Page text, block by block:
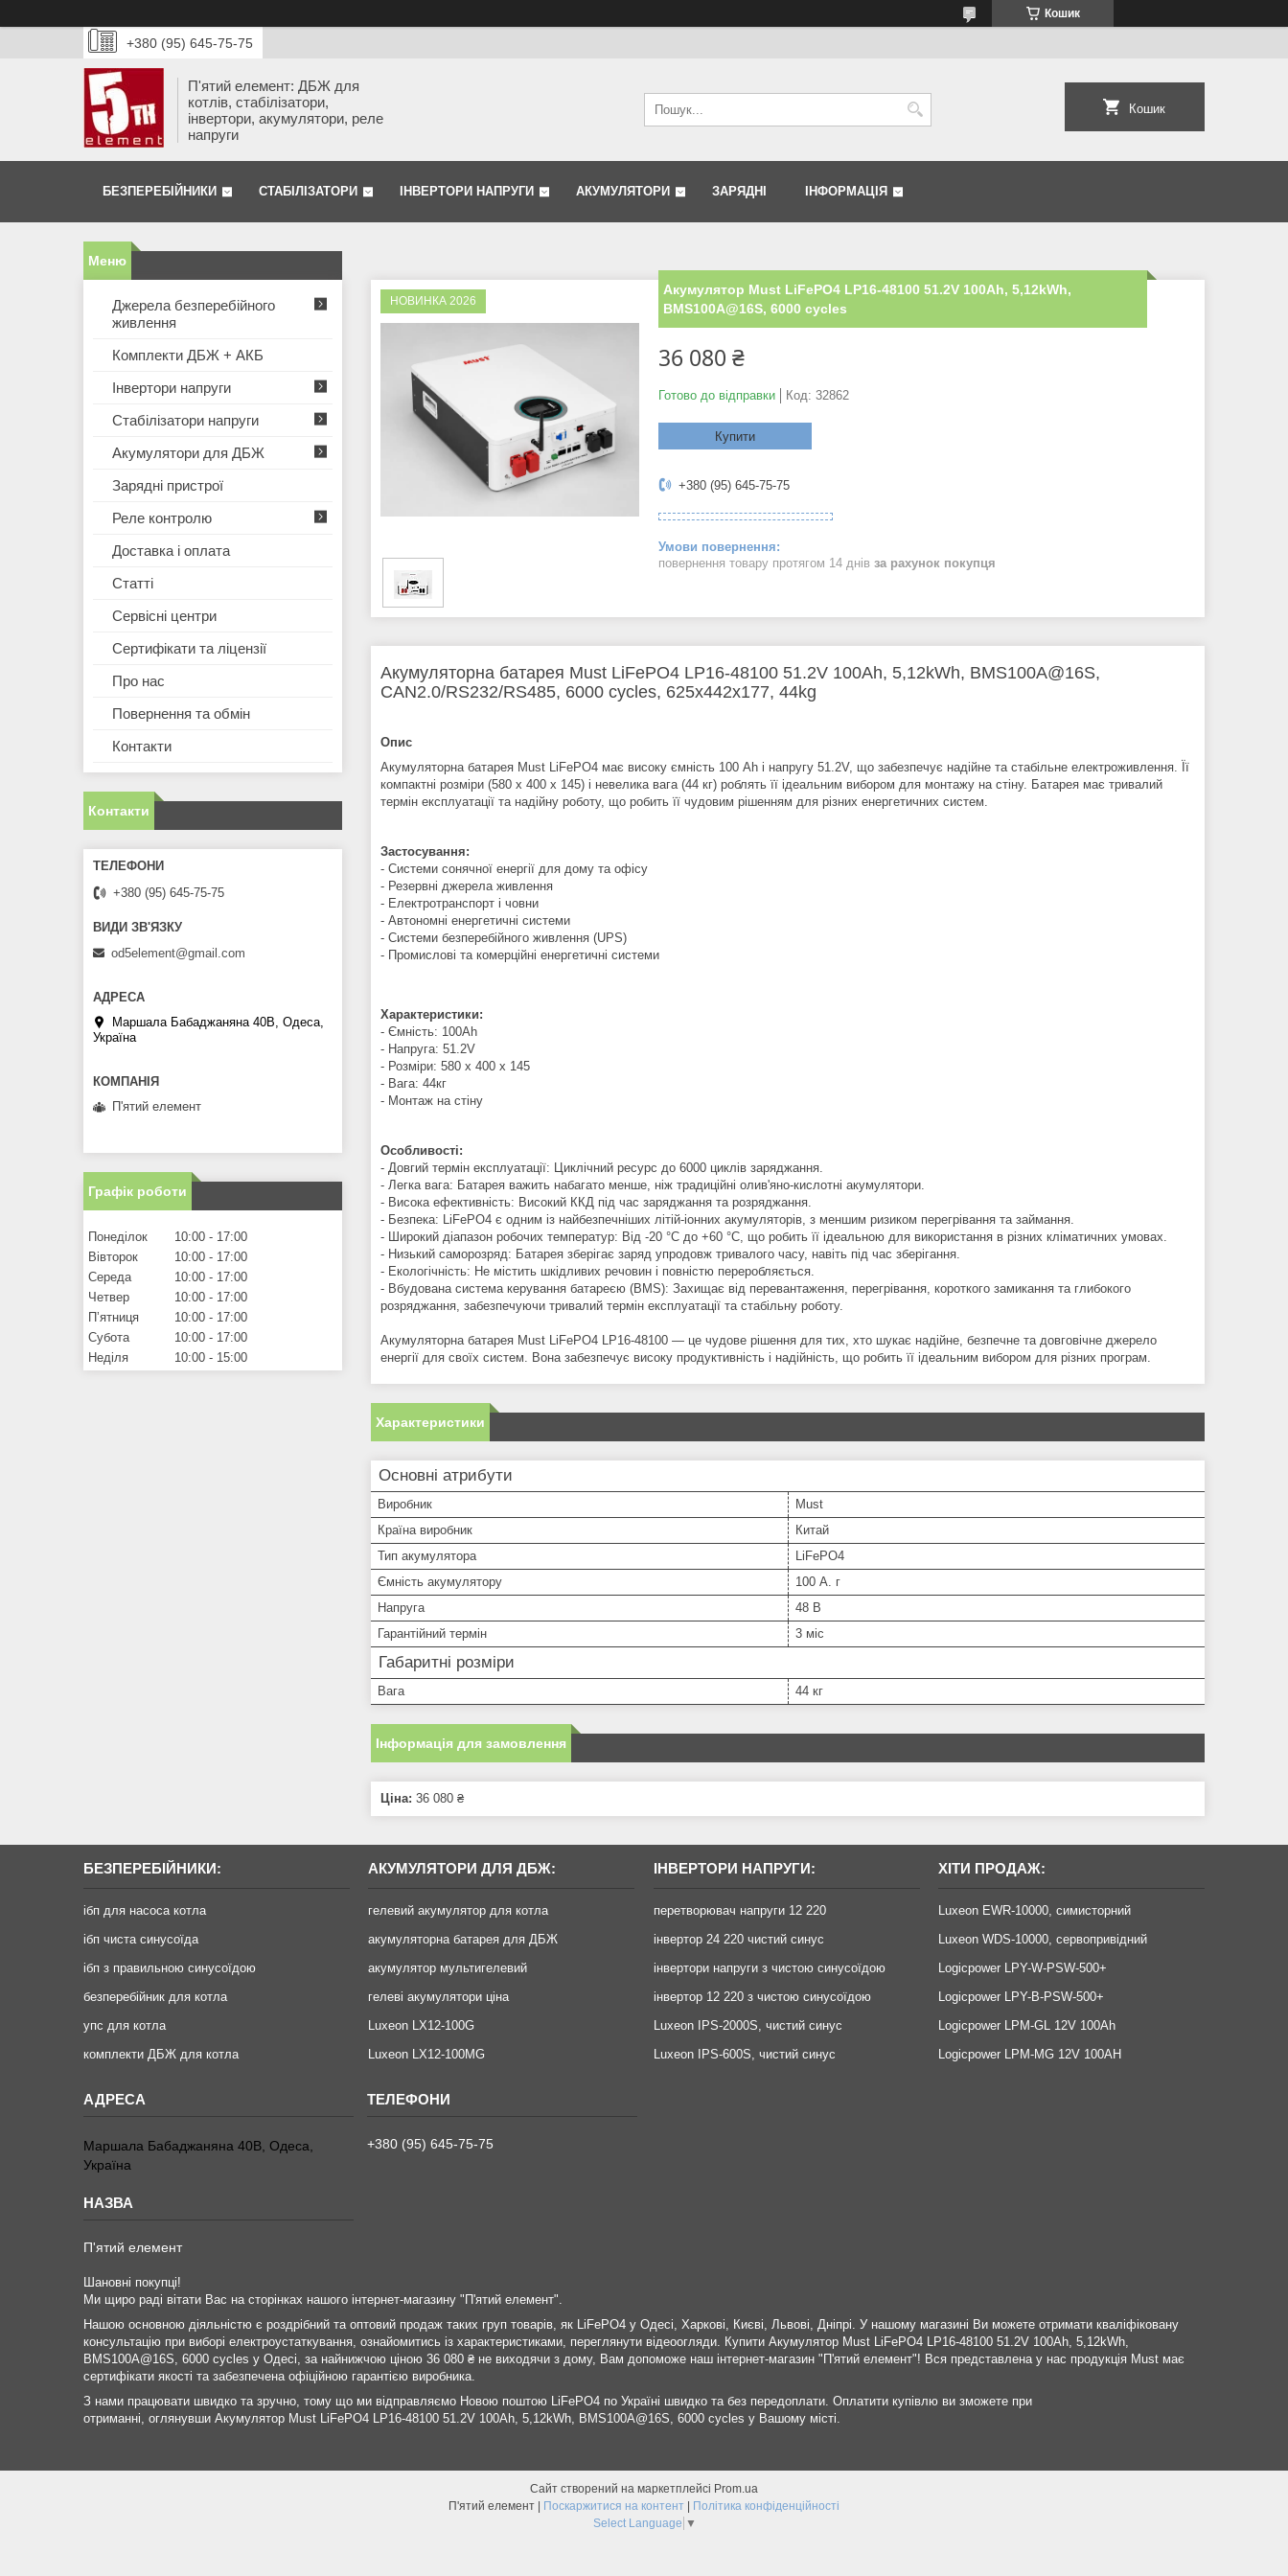
Кошик
+380 (95) 645-75-75
П'ятий елемент: ДБЖ для
котлів, стабілізатори,
інвертори, акумулятори, реле
напруги
Кошик
БЕЗПЕРЕБІЙНИКИ СТАБІЛІЗАТОРИ ІНВЕРТОРИ НАПРУГИ АКУМУЛЯТОРИ ЗАРЯДНІ ІНФОРМАЦІЯ
НОВИНКА 2026
Акумулятор Must LiFePO4 LP16-48100 51.2V 100Ah, 5,12kWh,
BMS100A@16S, 6000 cycles
36 080 ₴
Готово до відправки Код: 32862
Купити
+380 (95) 645-75-75
повернення товару протягом 14 днів за рахунок покупця
Акумуляторна батарея Must LiFePO4 LP16-48100 51.2V 100Ah, 5,12kWh, BMS100A@16S,
CAN2.0/RS232/RS485, 6000 cycles, 625x442x177, 44kg
Опис
Акумуляторна батарея Must LiFePO4 має високу ємність 100 Ah і напругу 51.2V, що забезпечує надійне та стабільне електроживлення. Її
компактні розміри (580 x 400 x 145) і невелика вага (44 кг) роблять її ідеальним вибором для монтажу на стіну. Батарея має тривалий
термін експлуатації та надійну роботу, що робить її чудовим рішенням для різних енергетичних систем.
Застосування:
- Системи сонячної енергії для дому та офісу
- Резервні джерела живлення
- Електротранспорт і човни
- Автономні енергетичні системи
- Системи безперебійного живлення (UPS)
- Промислові та комерційні енергетичні системи
Характеристики:
- Ємність: 100Ah
- Напруга: 51.2V
- Розміри: 580 x 400 x 145
- Вага: 44кг
- Монтаж на стіну
Особливості:
- Довгий термін експлуатації: Циклічний ресурс до 6000 циклів заряджання.
- Легка вага: Батарея важить набагато менше, ніж традиційні олив'яно-кислотні акумулятори.
- Висока ефективність: Високий ККД під час заряджання та розряджання.
- Безпека: LiFePO4 є одним із найбезпечніших літій-іонних акумуляторів, з меншим ризиком перегрівання та займання.
- Широкий діапазон робочих температур: Від -20 °C до +60 °C, що робить її ідеальною для використання в різних кліматичних умовах.
- Низький саморозряд: Батарея зберігає заряд упродовж тривалого часу, навіть під час зберігання.
- Екологічність: Не містить шкідливих речовин і повністю переробляється.
- Вбудована система керування батареєю (BMS): Захищає від перевантаження, перегрівання, короткого замикання та глибокого
розряджання, забезпечуючи тривалий термін експлуатації та стабільну роботу.
Акумуляторна батарея Must LiFePO4 LP16-48100 — це чудове рішення для тих, хто шукає надійне, безпечне та довговічне джерело
енергії для своїх систем. Вона забезпечує високу продуктивність і надійність, що робить її ідеальним вибором для різних програм.
Характеристики
Основні атрибути
Виробник
Must
Країна виробник
Китай
Тип акумулятора
LiFePO4
Ємність акумулятору
100 А. г
Напруга
48 В
Гарантійний термін
3 міс
Габаритні розміри
Вага 44 кг
Інформація для замовлення
Ціна: 36 080 ₴
Джерела безперебійного
живлення
Комплекти ДБЖ + АКБ
Інвертори напруги
Стабілізатори напруги
Акумулятори для ДБЖ
Зарядні пристрої
Реле контролю
Доставка і оплата
Статті
Сервісні центри
Сертифікати та ліцензії
Про нас
Повернення та обмін
Контакти
Контакти
+380 (95) 645-75-75
od5element@gmail.com
Маршала Бабаджаняна 40В, Одеса,
Україна
П'ятий елемент
Графік роботи
Понеділок 10:00
17:00
Вівторок
10:00
17:00
Середа
10:00
17:00
Четвер
10:00
17:00
Пʼятниця
10:00
17:00
Субота
10:00
17:00
Неділя
10:00 15:00
БЕЗПЕРЕБІЙНИКИ:
ібп для насоса котла
ібп чиста синусоїда
ібп з правильною синусоїдою
безперебійник для котла
упс для котла
комплекти ДБЖ для котла
АКУМУЛЯТОРИ ДЛЯ ДБЖ:
гелевий акумулятор для котла
акумуляторна батарея для ДБЖ
акумулятор мультигелевий
гелеві акумулятори ціна
Luxeon LX12-100G
Luxeon LX12-100MG
ІНВЕРТОРИ НАПРУГИ:
перетворювач напруги 12 220
інвертор 24 220 чистий синус
інвертори напруги з чистою синусоїдою
інвертор 12 220 з чистою синусоїдою
Luxeon IPS-2000S, чистий синус
Luxeon IPS-600S, чистий синус
ХІТИ ПРОДАЖ:
Luxeon EWR-10000, симисторний
Luxeon WDS-10000, сервопривідний
Logicpower LPY-W-PSW-500+
Logicpower LPY-B-PSW-500+
Logicpower LPM-GL 12V 100Ah
Logicpower LPM-MG 12V 100AH
Маршала Бабаджаняна 40В, Одеса,
Україна
П'ятий елемент
+380 (95) 645-75-75
Шановні покупці!
Ми щиро раді вітати Вас на сторінках нашого інтернет-магазину "П'ятий елемент".
Нашою основною діяльністю є роздрібний та оптовий продаж таких груп товарів, як LiFePO4 у Одесі, Харкові, Києві, Львові, Дніпрі. У нашому магазині Ви можете отримати кваліфіковану
консультацію при виборі електроустаткування, ознайомитись із характеристиками, переглянути відеоогляди. Купити Акумулятор Must LiFePO4 LP16-48100 51.2V 100Ah, 5,12kWh,
BMS100A@16S, 6000 cycles у Одесі, за найнижчою ціною 36 080 ₴ не виходячи з дому, Вам допоможе наш інтернет-магазин "П'ятий елемент"! Вся представлена ​​у нас продукція Must має
сертифікати якості та забезпечена офіційною гарантією виробника.
З нами працювати швидко та зручно, тому що ми відправляємо Новою поштою LiFePO4 по Україні швидко та без передоплати. Оплатити купівлю ви зможете при
отриманні, оглянувши Акумулятор Must LiFePO4 LP16-48100 51.2V 100Ah, 5,12kWh, BMS100A@16S, 6000 cycles у Вашому місті.
Сайт створений на маркетплейсі Prom.ua
П'ятий елемент | Поскаржитися на контент | Політика конфіденційності
Select Language ▼